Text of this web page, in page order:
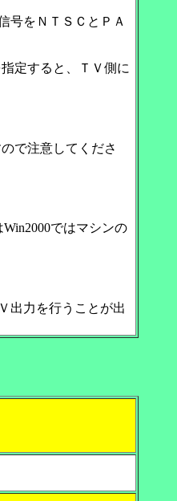
号をＮＴＳＣとＰＡ
定すると、ＴＶ側に
で注意してくださ
ではマシンの
出力を行うことが出